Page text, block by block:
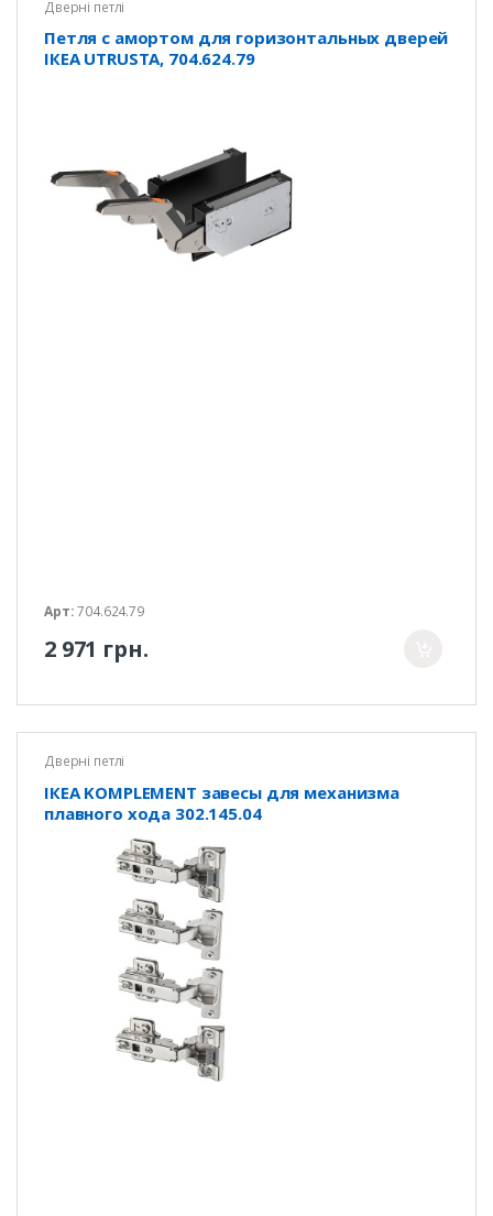
Дверні петлі
Петля с амортом для горизонтальных дверей
ІКЕА UTRUSTA, 704.624.79
Арт:704.624.79
2 971 грн.
Дверні петлі
ІКЕА KOMPLEMENT завесы для механизма
плавного хода 302.145.04